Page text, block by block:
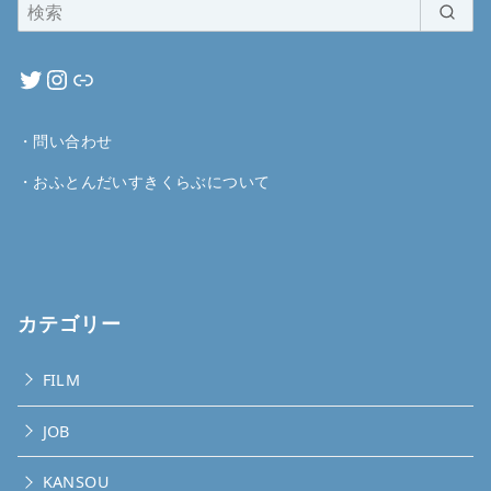
・ 問い合わせ
・ おふとんだいすきくらぶについて
カテゴリー
FILM
JOB
KANSOU